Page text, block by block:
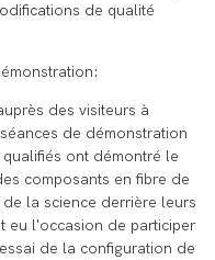
de qualité
des visiteurs à
de démonstration
ont démontré le
composants en fibre de
la science derrière leurs
eu l'occasion de participer
de la configuration de